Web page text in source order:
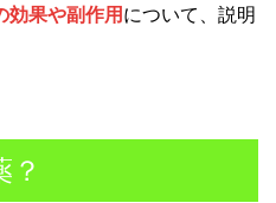
効果や副作用 について、説明
？